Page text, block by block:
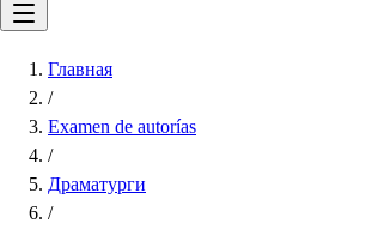
Главная
/
Examen de autorías
/
Драматурги
/